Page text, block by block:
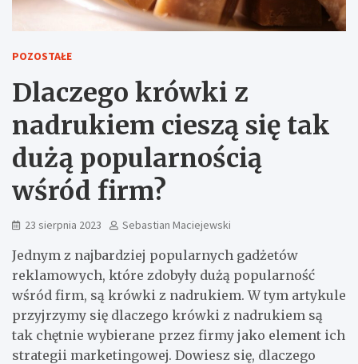
POZOSTAŁE
Dlaczego krówki z
nadrukiem cieszą się tak
dużą popularnością
wśród firm?
23 sierpnia 2023 Sebastian Maciejewski
Jednym z najbardziej popularnych gadżetów
reklamowych, które zdobyły dużą popularność
wśród firm, są krówki z nadrukiem. W tym artykule
przyjrzymy się dlaczego krówki z nadrukiem są
tak chętnie wybierane przez firmy jako element ich
strategii marketingowej. Dowiesz się, dlaczego